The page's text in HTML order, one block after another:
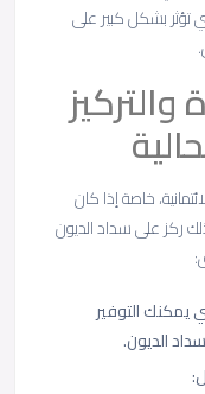
تؤثر بشكل كبير على
خاصة إذا كان
ركز على سداد الديون
يمكنك التوفير
الديون.